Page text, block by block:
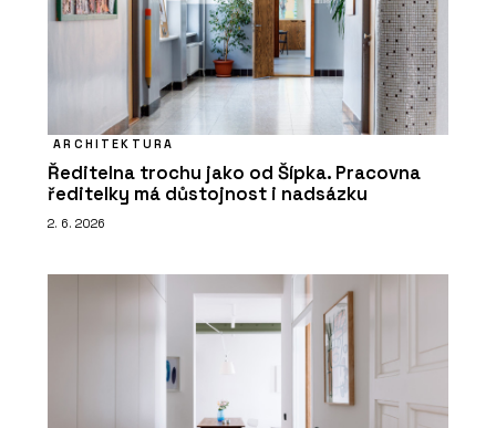
ARCHITEKTURA
Ředitelna trochu jako od Šípka. Pracovna
ředitelky má důstojnost i nadsázku
2. 6. 2026